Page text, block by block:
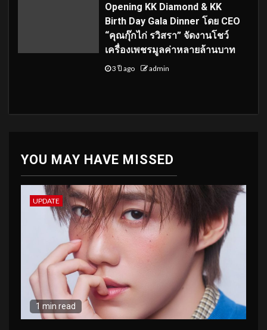
Opening KK Diamond & KK
Birth Day Gala Dinner โดย CEO
“คุณกุ๊กไก่ รวิสรา” จัดงานโชว์
เครื่องเพชรมูลค่าหลายล้านบาท
3 ปี ago admin
YOU MAY HAVE MISSED
UPDATE
1 min read